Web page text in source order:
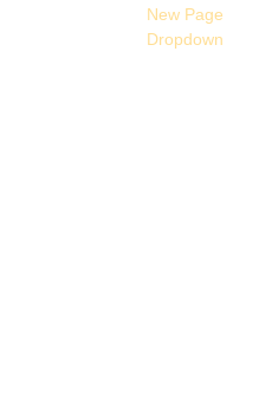
New Page
Dropdown